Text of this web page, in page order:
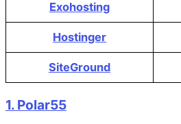
Exohosting
Hostinger
SiteGround
1. Polar55